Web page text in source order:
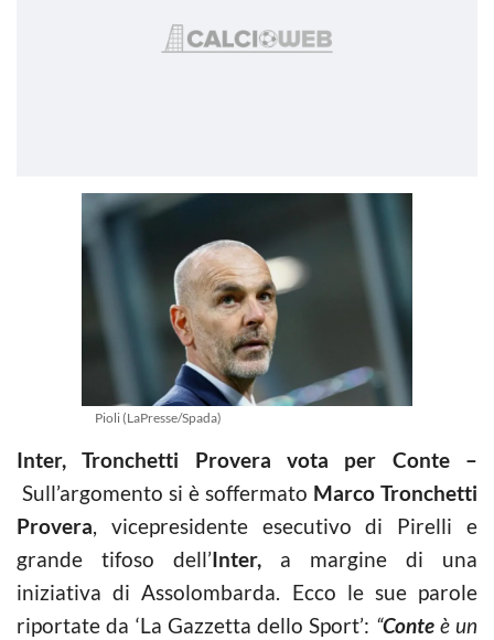
Pioli (LaPresse/Spada)
Inter, Tronchetti Provera vota per Conte –
Sull’argomento si è soffermato Marco Tronchetti
Provera, vicepresidente esecutivo di Pirelli e
grande tifoso dell’Inter, a margine di una
iniziativa diAssolombarda. Ecco le sue parole
riportate da ‘La Gazzetta dello Sport’: “Conteè un